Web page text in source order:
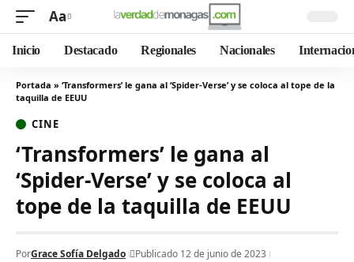
Aa
Inicio Destacado Regionales Nacionales
Portada » ‘Transformers’ le gana al ‘Spider-Verse’ y se coloca al tope de la
taquilla de EEUU
CINE
‘Transformers’ le gana al
‘Spider-Verse’ y se coloca al
tope de la taquilla de EEUU
PorGrace Sofía Delgado
Publicado 12 de junio de 2023